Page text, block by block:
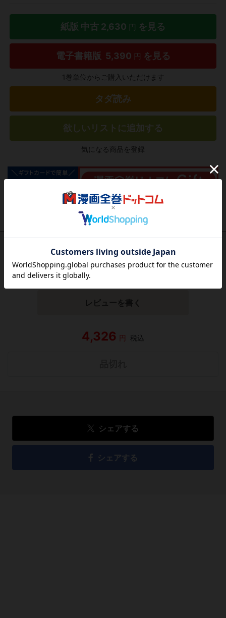
紙版 中古 2,630 円 を見る
電子書籍版 5,390 円 を見る
1巻単位からご購入いただけます
タダ読み
欲しいリストに追加する
気になる商品を登録
作品レビュー （関連商品を含む）
この作品にはまだレビューがありません。 今後読まれる
方のために感想を共有してもらえませんか？
レビューを書く
4,326 円 税込
シェアする
シェアする